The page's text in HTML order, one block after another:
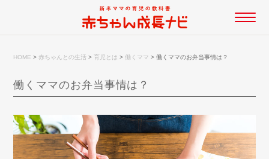
HOME > 赤ちゃんとの生活 >育児とは >働くママ >働くママのお弁当事情は？
働くママのお弁当事情は？